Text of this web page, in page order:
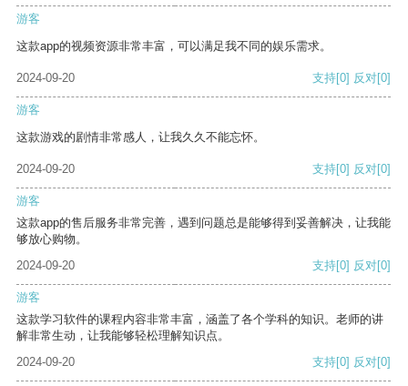
游客
这款app的视频资源非常丰富，可以满足我不同的娱乐需求。
2024-09-20 支持[0] 反对[0]
游客
这款游戏的剧情非常感人，让我久久不能忘怀。
2024-09-20 支持[0] 反对[0]
游客
这款app的售后服务非常完善，遇到问题总是能够得到妥善解决，让我能
够放心购物。
2024-09-20
支持[0] 反对[0]
游客
这款学习软件的课程内容非常丰富，涵盖了各个学科的知识。老师的讲
解非常生动，让我能够轻松理解知识点。
2024-09-20
支持[0] 反对[0]